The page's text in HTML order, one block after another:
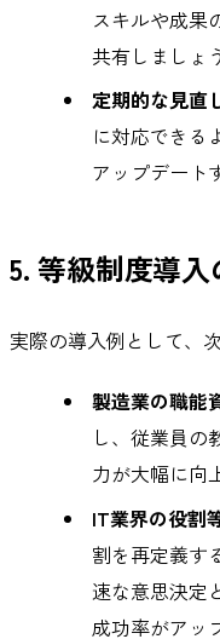
スキルや成果
共有しましょ
定期的な見直
に対応できる
アップデート
5. 等級制度導入
実際の導入例として、
製造業の職能
し、従業員の
力が大幅に向
IT業界の役割
割を再定義す
速な意思決定
成功率がアッ